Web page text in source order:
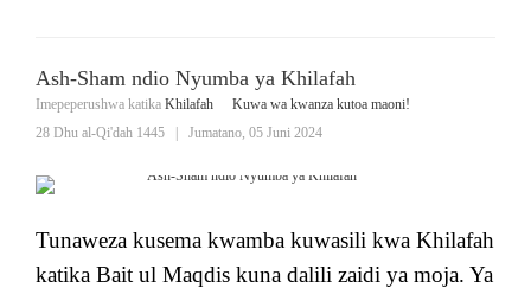
Ash-Sham ndio Nyumba ya Khilafah
Imepeperushwa katika Khilafah
Kuwa wa kwanza kutoa maoni!
28 Dhu al-Qi'dah 1445
Jumatano, 05 Juni 2024
Tunaweza kusema kwamba kuwasili kwa Khilafah
katika Bait ul Maqdis kuna dalili zaidi ya moja. Ya